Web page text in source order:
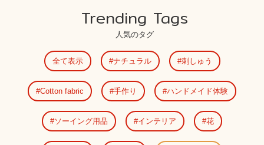
Trending Tags
人気のタグ
全て表示 ナチュラル 刺しゅう
Cotton fabric 手作り ハンドメイド体験
ソーイング用品 インテリア 花